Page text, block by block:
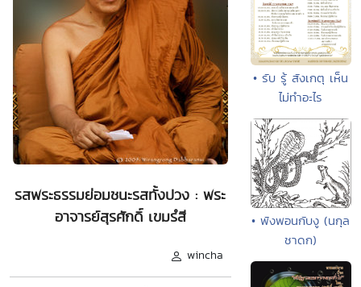
รสพระธรรมย่อมชนะรสทั้งปวง : พระ
อาจารย์สุรศักดิ์ เขมรํสี
wincha
• รับ รู้ สังเกตุ เห็น
ไม่ทำอะไร
• พังพอนกับงู (นกุล
ชาดก)